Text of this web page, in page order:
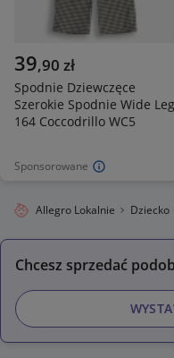
Sponsorowane
39,90 zł
Spodnie Dziewczęce
Szerokie Spodnie Wide Leg
164 Coccodrillo WC5
Allegro Lokalnie Dziecko
Chcesz sprzedać